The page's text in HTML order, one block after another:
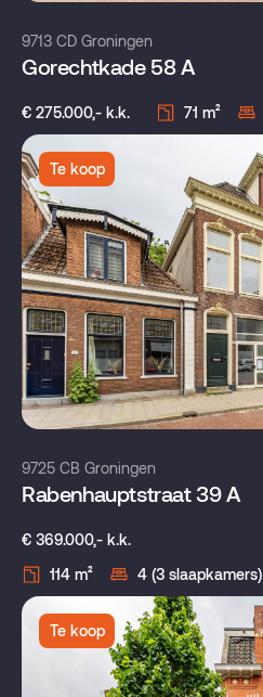
9713 CD Groningen
Gorechtkade 58 A
€ 275.000,- k.k. 71 m²
Te koop
9725 CB Groningen
Rabenhauptstraat 39 A
€ 369.000,- k.k.
114 m²
4 (3 slaapkamers)
Te koop